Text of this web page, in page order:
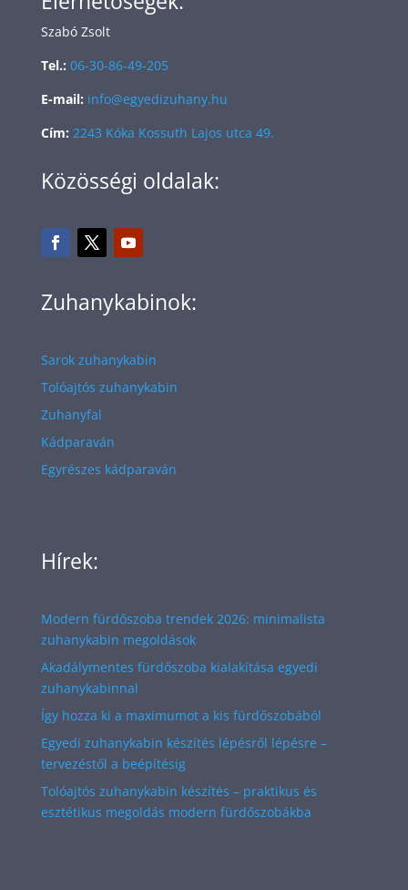
Szabó Zsolt
Tel.: 06-30-86-49-205
E-mail: info@egyedizuhany.hu
Cím: 2243 Kóka Kossuth Lajos utca 49.
Közösségi oldalak:
Zuhanykabinok:
Sarok zuhanykabin
Tolóajtós zuhanykabin
Zuhanyfal
Kádparaván
Egyrészes kádparaván
Hírek:
Modern fürdőszoba trendek 2026: minimalista
zuhanykabin megoldások
Akadálymentes fürdőszoba kialakítása egyedi
zuhanykabinnal
Így hozza ki a maximumot a kis fürdőszobából
Egyedi zuhanykabin készítés lépésről lépésre –
tervezéstől a beépítésig
Tolóajtós zuhanykabin készítés – praktikus és
esztétikus megoldás modern fürdőszobákba